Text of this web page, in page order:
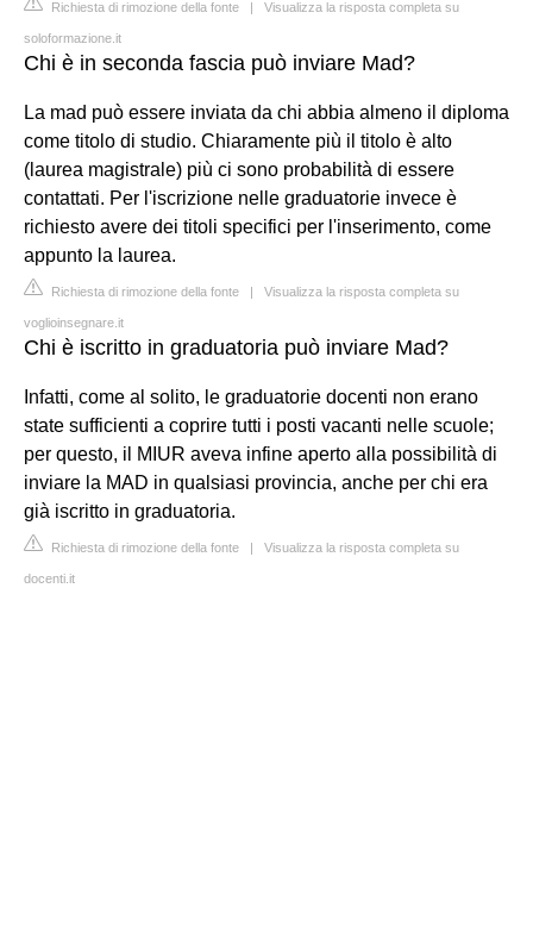
Richiesta di rimozione della fonte | Visualizza la risposta completa su
soloformazione.it
Chi è in seconda fascia può inviare Mad?
La mad può essere inviata da chi abbia almeno il diploma
come titolo di studio. Chiaramente più il titolo è alto
(laurea magistrale) più ci sono probabilità di essere
contattati. Per l'iscrizione nelle graduatorie invece è
richiesto avere dei titoli specifici per l'inserimento, come
appunto la laurea.
Richiesta di rimozione della fonte | Visualizza la risposta completa su
voglioinsegnare.it
Chi è iscritto in graduatoria può inviare Mad?
Infatti, come al solito, le graduatorie docenti non erano
state sufficienti a coprire tutti i posti vacanti nelle scuole;
per questo, il MIUR aveva infine aperto alla possibilità di
inviare la MAD in qualsiasi provincia, anche per chi era
già iscritto in graduatoria.
Richiesta di rimozione della fonte | Visualizza la risposta completa su
docenti.it